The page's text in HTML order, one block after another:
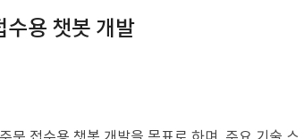
수용 챗봇 개발